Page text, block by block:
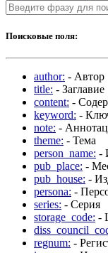
Поисковые поля:
author: - Автор
title: - Заглавие
content: -
keyword: -
note: -
theme: - Тема
person_name: -
pub_place: -
pub_house: -
persona: -
series: - Серия
storage_code: -
regnum: -